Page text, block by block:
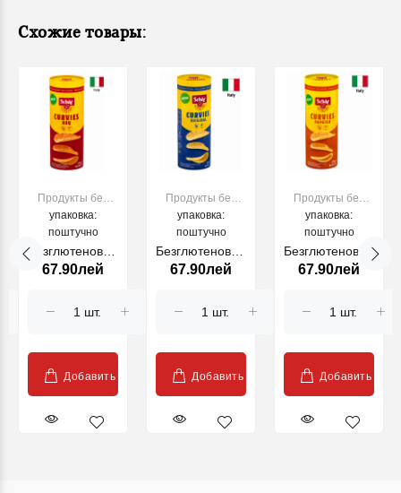
Схожие товары:
Продукты без
глютена
упаковка:
поштучно
Безглютеновые
чипсы DR
BBQ, 170 гр.
67.90лей
Добавить
Продукты без
глютена
упаковка:
поштучно
Безглютеновые
чипсы DR
ORIGINAL, 170
67.90лей
Добавить
Продукты без
глютена
упаковка:
поштучно
Безглютеновые
чипсы DR
PAPRICA, 170
67.90лей
Добавить